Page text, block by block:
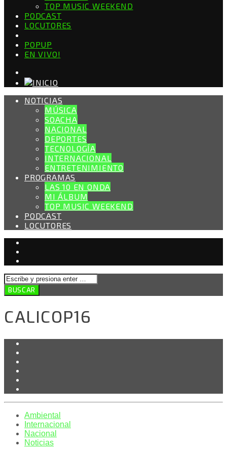
TOP MUSIC WEEKEND
PODCAST
LOCUTORES
POPUP
EN VIVO!
NOTICIAS
MÚSICA
SOACHA
NACIONAL
DEPORTES
TECNOLOGÍA
INTERNACIONAL
ENTRETENIMIENTO
PROGRAMAS
LAS 10 EN ONDA
MI ÁLBUM
TOP MUSIC WEEKEND
PODCAST
LOCUTORES
CALICOP16
Ambiental
Internacional
Nacional
Noticias